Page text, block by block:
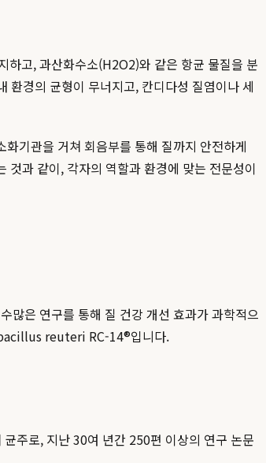
고, 과산화수소(H2O2)와 같은 항균 물질을 분
환경의 균형이 무너지고, 칸디다성 질염이나 세
기관을 거쳐 회음부를 통해 질까지 안전하게
것과 같이, 각자의 역할과 환경에 맞는 전문성이
많은 연구를 통해 질 건강 개선 효과가 과학적으
reuteri RC-14®입니다.
로, 지난 30여 년간 250편 이상의 연구 논문